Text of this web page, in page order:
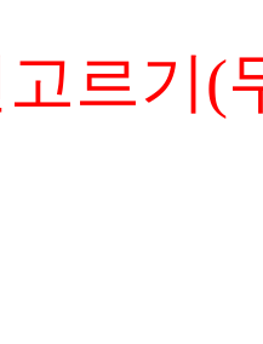
르기(